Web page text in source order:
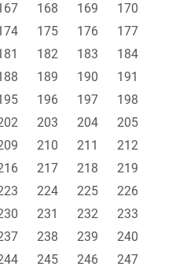
168 169
170
175 176
177
182 183
184
189 190
191
196 197
198
203 204
205
210 211
212
217 218
219
224 225
226
231 232
233
238 239
240
245 246
247